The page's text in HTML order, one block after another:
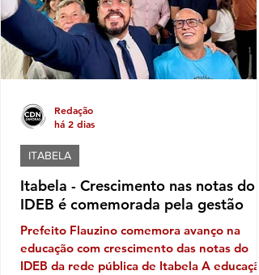
candidata de Luluca. Luluca conaeguiu ao
longo dos anos montar
Itabela - Crescimento nas notas do
IDEB é comemorada pela gestão
Prefeito Flauzino comemora avanço na
educação com crescimento das notas do
IDEB da rede pública de Itabela A educação
ITABELA
Redação
há 2 dias